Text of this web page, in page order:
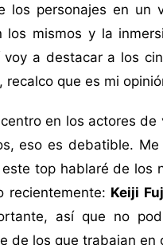
los personajes en un
los mismos y la
voy a destacar a los
recalco que es mi
en los actores
eso es debatible.
este top hablaré de los
recientemente: Keiji
así que no
de los que trabajan en